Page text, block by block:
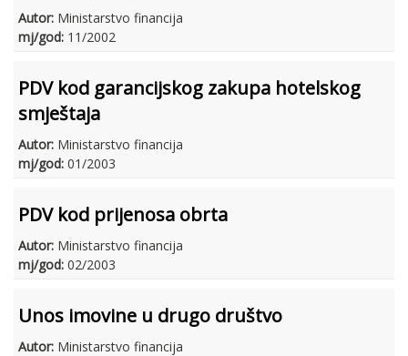
Autor: Ministarstvo financija
mj/god: 11/2002
PDV kod garancijskog zakupa hotelskog
smještaja
Autor: Ministarstvo financija
mj/god: 01/2003
PDV kod prijenosa obrta
Autor: Ministarstvo financija
mj/god: 02/2003
Unos imovine u drugo društvo
Autor: Ministarstvo financija